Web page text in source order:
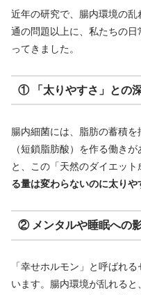
近年の研究で、腸内環境の
通の問題以上に、私たちの
ってきました。
① 「太りやすさ」との
腸内細菌には、脂肪の蓄積
（短鎖脂肪酸）を作る働き
と、この「天然のダイエット
る量は変わらないのに太りや
② メンタルや睡眠への
「幸せホルモン」と呼ばれ
います。腸内環境が乱れると